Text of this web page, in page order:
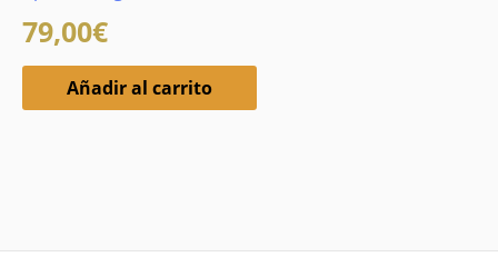
79,00€
Añadir al carrito